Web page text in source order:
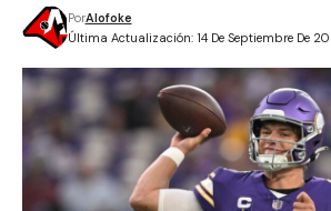
Última Actualización: 14 De Septiembre De
PorAlofoke